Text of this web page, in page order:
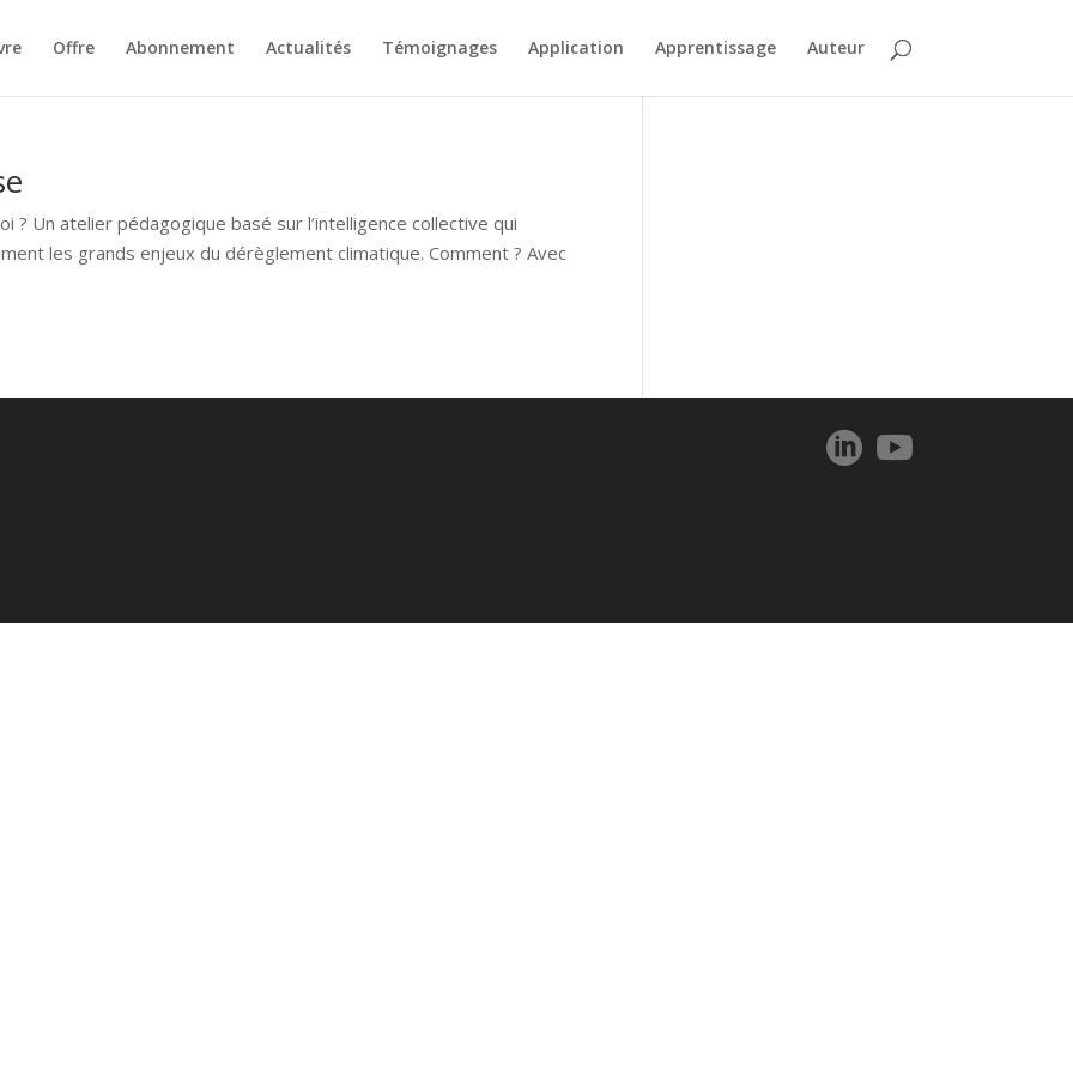
Offre Abonnement Actualités Témoignages Application Apprentissage Auteur
? Un atelier pédagogique basé sur l’intelligence collective qui
les grands enjeux du dérèglement climatique. Comment ? Avec
 